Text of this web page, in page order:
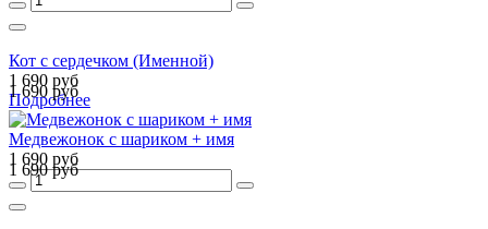
Кот с сердечком (Именной)
1 690 руб
1 690 руб
Подробнее
Медвежонок с шариком + имя
1 690 руб
1 690 руб